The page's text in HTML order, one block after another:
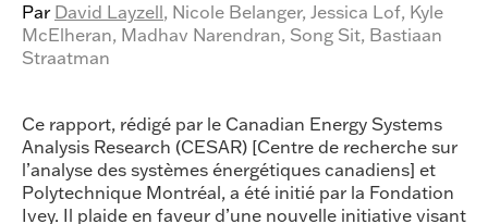
Par David Layzell, Nicole Belanger, Jessica Lof, Kyle
McElheran, Madhav Narendran, Song Sit, Bastiaan
Straatman
Ce rapport, rédigé par le Canadian Energy Systems
Analysis Research (CESAR) [Centre de recherche sur
l’analyse des systèmes énergétiques canadiens] et
Polytechnique Montréal, a été initié par la Fondation
Ivey. Il plaide en faveur d’une nouvelle initiative visant